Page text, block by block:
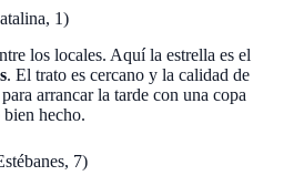
1)
los locales. Aquí la estrella es el
. El trato es cercano y la calidad de
arrancar la tarde con una copa
hecho.
7)